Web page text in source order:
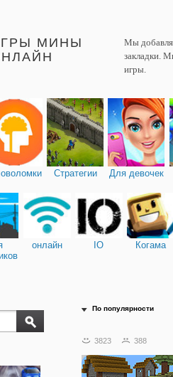
МИНЫ
Мы
закладки.
игры.
Стратегии Для девочек
онлайн IO Когама
По популярности
3823 388